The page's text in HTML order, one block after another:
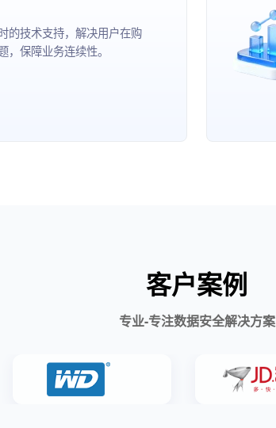
的技术支持，解决用户在购
保障业务连续性。
客户案例
专业-专注数据安全解决方案